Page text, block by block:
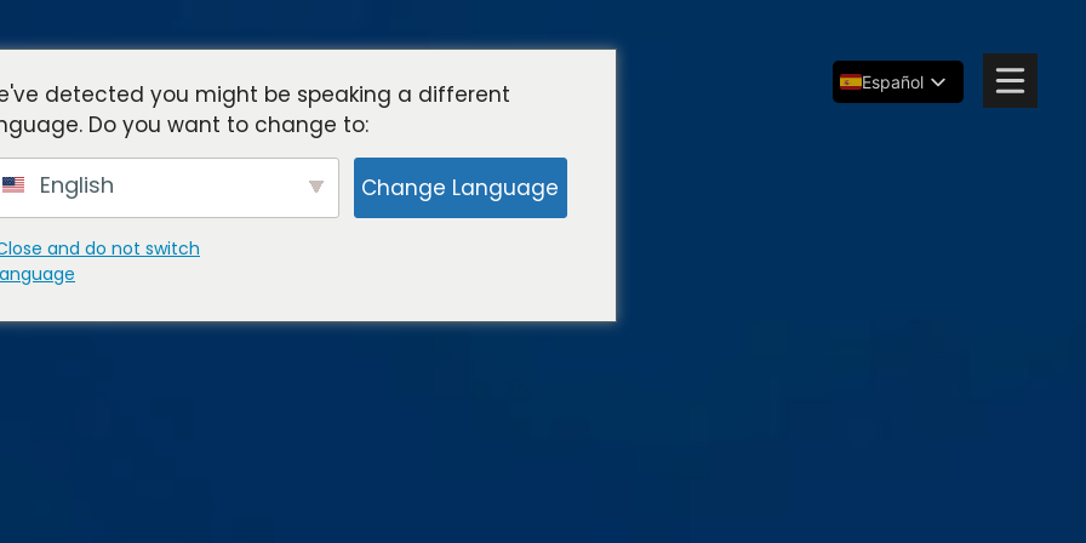
Español
detected you might be speaking a different
Do you want to change to:
English Change Language
and do not switch